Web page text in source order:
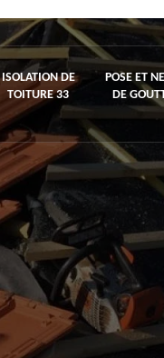
ISOLATION DE
TOITURE 33
POSE ET
DE